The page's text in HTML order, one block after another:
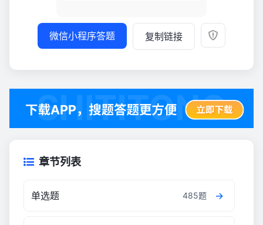
微信小程序答题 复制链接
章节列表
单选题 485题